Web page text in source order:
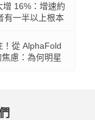
16%：增速約
有一半以上根本
！從 AlphaFold
慮：為何明星